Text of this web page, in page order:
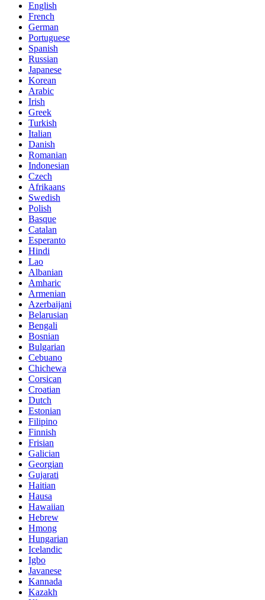
English
French
German
Portuguese
Spanish
Russian
Japanese
Korean
Arabic
Irish
Greek
Turkish
Italian
Danish
Romanian
Indonesian
Czech
Afrikaans
Swedish
Polish
Basque
Catalan
Esperanto
Hindi
Lao
Albanian
Amharic
Armenian
Azerbaijani
Belarusian
Bengali
Bosnian
Bulgarian
Cebuano
Chichewa
Corsican
Croatian
Dutch
Estonian
Filipino
Finnish
Frisian
Galician
Georgian
Gujarati
Haitian
Hausa
Hawaiian
Hebrew
Hmong
Hungarian
Icelandic
Igbo
Javanese
Kannada
Kazakh